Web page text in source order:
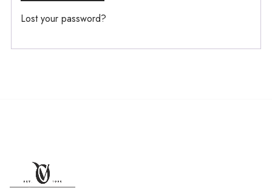
Lost your password?